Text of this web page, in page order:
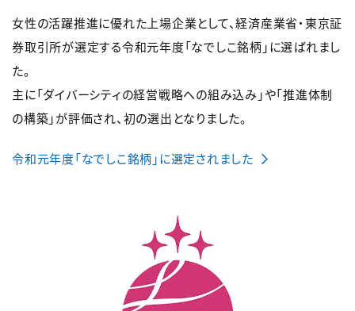
女性の活躍推進に優れた上場企業として、経済産業省・東京証
券取引所が選定する令和元年度「なでしこ銘柄」に選ばれまし
た。
主に「ダイバーシティの経営戦略への組み込み」や「推進体制
の構築」が評価され、初の選出となりました。
令和元年度「なでしこ銘柄」に選定されました